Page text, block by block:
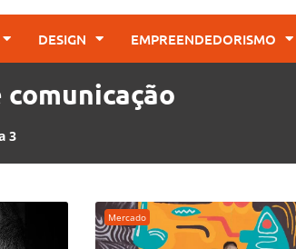
DESIGN EMPREENDEDORISMO
3
Mercado